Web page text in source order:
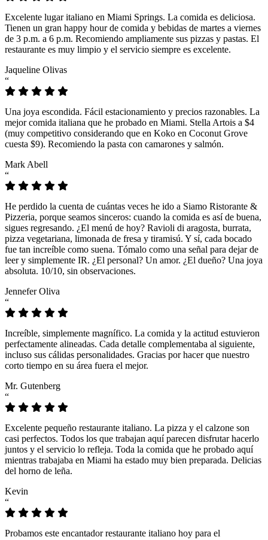
Excelente lugar italiano en Miami Springs. La comida es deliciosa.
Tienen un gran happy hour de comida y bebidas de martes a viernes
de 3 p.m. a 6 p.m. Recomiendo ampliamente sus pizzas y pastas. El
restaurante es muy limpio y el servicio siempre es excelente.
Jaqueline Olivas
“
Una joya escondida. Fácil estacionamiento y precios razonables. La
mejor comida italiana que he probado en Miami. Stella Artois a $4
(muy competitivo considerando que en Koko en Coconut Grove
cuesta $9). Recomiendo la pasta con camarones y salmón.
Mark Abell
“
He perdido la cuenta de cuántas veces he ido a Siamo Ristorante &
Pizzeria, porque seamos sinceros: cuando la comida es así de buena,
sigues regresando. ¿El menú de hoy? Ravioli di aragosta, burrata,
pizza vegetariana, limonada de fresa y tiramisú. Y sí, cada bocado
fue tan increíble como suena. Tómalo como una señal para dejar de
leer y simplemente IR. ¿El personal? Un amor. ¿El dueño? Una joya
absoluta. 10/10, sin observaciones.
Jennefer Oliva
“
Increíble, simplemente magnífico. La comida y la actitud estuvieron
perfectamente alineadas. Cada detalle complementaba al siguiente,
incluso sus cálidas personalidades. Gracias por hacer que nuestro
corto tiempo en su área fuera el mejor.
Mr. Gutenberg
“
Excelente pequeño restaurante italiano. La pizza y el calzone son
casi perfectos. Todos los que trabajan aquí parecen disfrutar hacerlo
juntos y el servicio lo refleja. Toda la comida que he probado aquí
mientras trabajaba en Miami ha estado muy bien preparada. Delicias
del horno de leña.
Kevin
“
Probamos este encantador restaurante italiano hoy para el